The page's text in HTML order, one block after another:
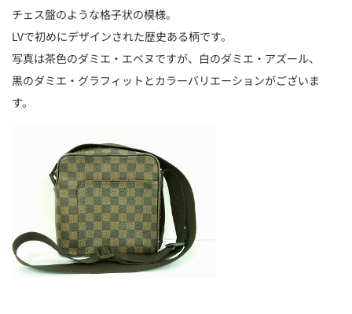
チェス盤のような格子状の模様。
LVで初めにデザインされた歴史ある柄です。
写真は茶色のダミエ・エベヌですが、白のダミエ・アズール、
黒のダミエ・グラフィットとカラーバリエーションがございま
す。